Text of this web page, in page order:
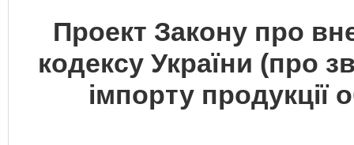
Проект Закону про
кодексу України (про
імпорту продукції